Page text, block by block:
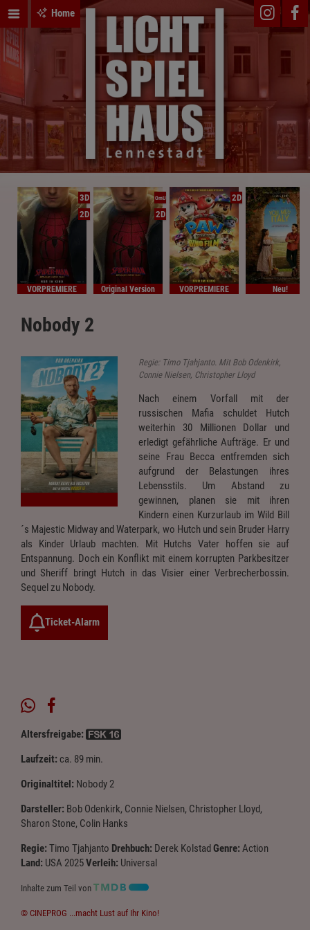
Home
3D
2D
VORPREMIERE
OmU
2D
Original Version
2D
VORPREMIERE Neu!
Nobody 2
Regie: Timo Tjahjanto. Mit Bob Odenkirk,
Connie Nielsen, Christopher Lloyd
Nach einem Vorfall mit der
russischen Mafia schuldet Hutch
weiterhin 30 Millionen Dollar und
erledigt gefährliche Aufträge. Er und
seine Frau Becca entfremden sich
aufgrund der Belastungen ihres
Lebensstils. Um Abstand zu
gewinnen, planen sie mit ihren
Kindern einen Kurzurlaub im Wild Bill
´s Majestic Midway and Waterpark, wo Hutch und sein Bruder Harry
als Kinder Urlaub machten. Mit Hutchs Vater hoffen sie auf
Entspannung. Doch ein Konflikt mit einem korrupten Parkbesitzer
und Sheriff bringt Hutch in das Visier einer Verbrecherbossin.
Sequel zu Nobody.
Ticket-Alarm
Altersfreigabe:
Laufzeit: ca. 89 min.
Originaltitel: Nobody 2
Darsteller: Bob Odenkirk, Connie Nielsen, Christopher Lloyd,
Sharon Stone, Colin Hanks
Regie: Timo Tjahjanto Drehbuch: Derek KolstadGenre: Action
Land: USA 2025Verleih: Universal
Inhalte zum Teil von
© CINEPROG ...macht Lust auf Ihr Kino!